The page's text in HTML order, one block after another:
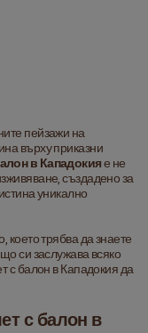
пейзажи на
върху приказни
в Кападокия е не
създадено за
уникално
което трябва да знаете
си заслужава всяко
с балон в Кападокия да
с балон в